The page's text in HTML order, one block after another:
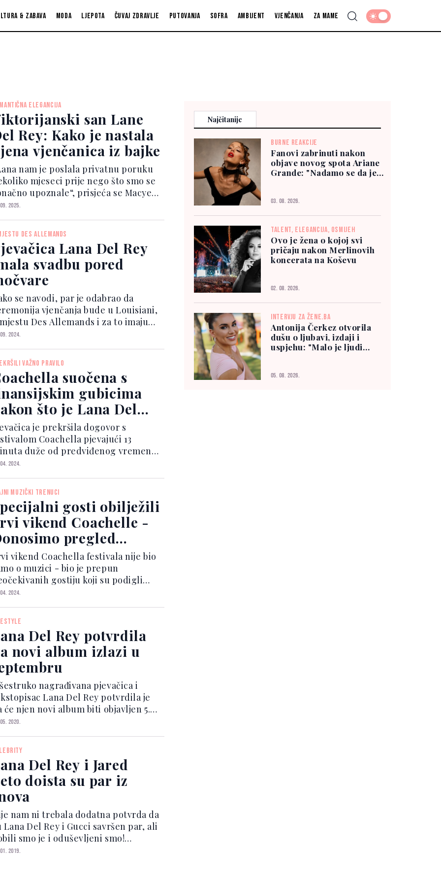
& zabava Moda Ljepota Čuvaj zdravlje Putovanja Sofra Ambijent Vjenčanja Za mame
ELEGANCIJA
san Lane
Rey: Kako je nastala
vjenčanica iz bajke
nam je poslala privatnu poruku
mjeseci prije nego što smo se
upoznale“, prisjeća se Macye
Vogue. „Pokušavala nas je dobiti i
poruku. Bilo je smiješno jer je
nekolik...
2025.
DES ALLEMANDS
Lana Del Rey
svadbu pored
se navodi, par je odabrao da
vjenčanja bude u Louisiani,
Des Allemands i za to imaju
razlog. Lana i Jeremy su želeli
vodič i gde vodi svoje
tu...
2024.
VAŽNO PRAVILO
suočena s
gubicima
što je Lana Del
kažnjena s 26.000
je prekršila dogovor s
Coachella pjevajući 13
duže od predviđenog vremena,
će organizatore koštati 28 hiljada
iz 2013. između organizatora i
Indio, za prvih pet...
2024.
MUZIČKI TRENUCI
gosti obilježili
vikend Coachelle -
pregled
vikend Coachella festivala nije bio
o muzici - bio je prepun
gostiju koji su podigli
na viši nivo. Bine su bile
dueta koji su oduševili
Od iznenađujućih trenu...
2024.
Del Rey potvrdila
novi album izlazi u
nagrađivana pjevačica i
Lana Del Rey potvrdila je
će njen novi album biti objavljen 5.
i odgovorila kritičarima koji
Ona je jučer objavila
na kojoj s...
2020.
Del Rey i Jared
doista su par iz
nam ni trebala dodatna potvrda da
Lana Del Rey i Gucci savršen par, ali
smo je i oduševljeni smo!
talijanska modna kuća
2019.
Najčitanije
BURNE REAKCIJE
Fanovi zabrinuti nakon
objave novog spota Ariane
Grande: "Nadamo se da je
03. 08. 2026.
TALENT, ELEGANCIJA, OSMIJEH
Ovo je žena o kojoj svi
pričaju nakon Merlinovih
koncerata na Koševu
02. 08. 2026.
INTERVJU ZA ŽENE.BA
Antonija Čerkez otvorila
dušu o ljubavi, izdaji i
uspjehu: "Malo je ljudi
05. 08. 2026.